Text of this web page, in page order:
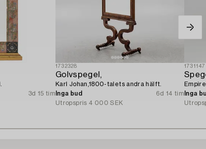
3d 15 tim
1732328
Golvspegel,
Karl Johan,1800-talets andra hälft.
Inga bud
6d 14 tim
Utropspris 4 000 SEK
1731147
Inga